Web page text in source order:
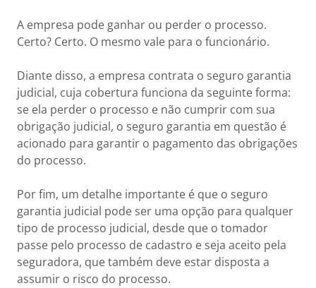
A empresa pode ganhar ou perder o processo.
Certo? Certo. O mesmo vale para o funcionário.
Diante disso, a empresa contrata o seguro garantia
judicial, cuja cobertura funciona da seguinte forma:
se ela perder o processo e não cumprir com sua
obrigação judicial, o seguro garantia em questão é
acionado para garantir o pagamento das obrigações
do processo.
Por fim, um detalhe importante é que o seguro
garantia judicial pode ser uma opção para qualquer
tipo de processo judicial, desde que o tomador
passe pelo processo de cadastro e seja aceito pela
seguradora, que também deve estar disposta a
assumir o risco do processo.